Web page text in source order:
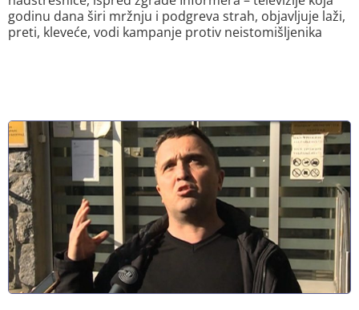
godinu dana širi mržnju i podgreva strah, objavljuje laži,
preti, kleveće, vodi kampanje protiv neistomišljenika